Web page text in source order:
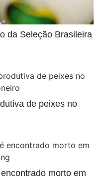
da Seleção Brasileira
de peixes no
morto em